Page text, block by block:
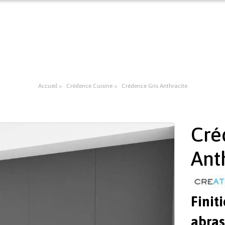
Accueil Crédence Cuisine Crédence Gris Anthracite